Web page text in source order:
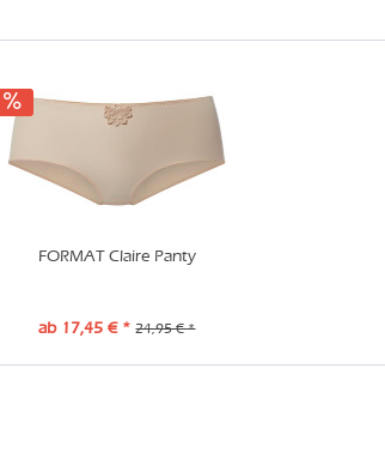
FORMAT Claire Panty
ab 17,45 € * 24,95 € *